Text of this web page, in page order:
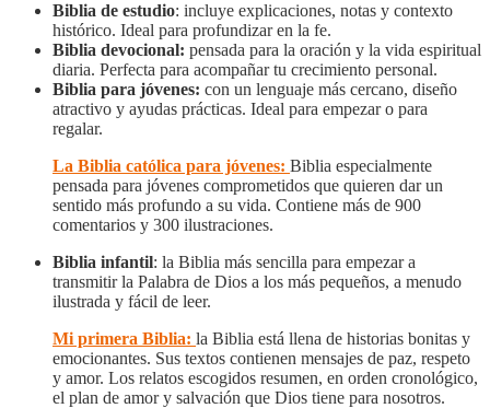
Biblia de estudio: incluye explicaciones, notas y contexto
histórico. Ideal para profundizar en la fe.
Biblia devocional: pensada para la oración y la vida espiritual
diaria. Perfecta para acompañar tu crecimiento personal.
Biblia para jóvenes: con un lenguaje más cercano, diseño
atractivo y ayudas prácticas. Ideal para empezar o para
regalar.
La Biblia católica para jóvenes: Biblia especialmente
pensada para jóvenes comprometidos que quieren dar un
sentido más profundo a su vida. Contiene más de 900
comentarios y 300 ilustraciones.
Biblia infantil: la Biblia más sencilla para empezar a
transmitir la Palabra de Dios a los más pequeños, a menudo
ilustrada y fácil de leer.
Mi primera Biblia: la Biblia está llena de historias bonitas y
emocionantes. Sus textos contienen mensajes de paz, respeto
y amor. Los relatos escogidos resumen, en orden cronológico,
el plan de amor y salvación que Dios tiene para nosotros.